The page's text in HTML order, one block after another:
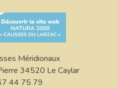
Méridionaux
34520 Le Caylar
44 75 79